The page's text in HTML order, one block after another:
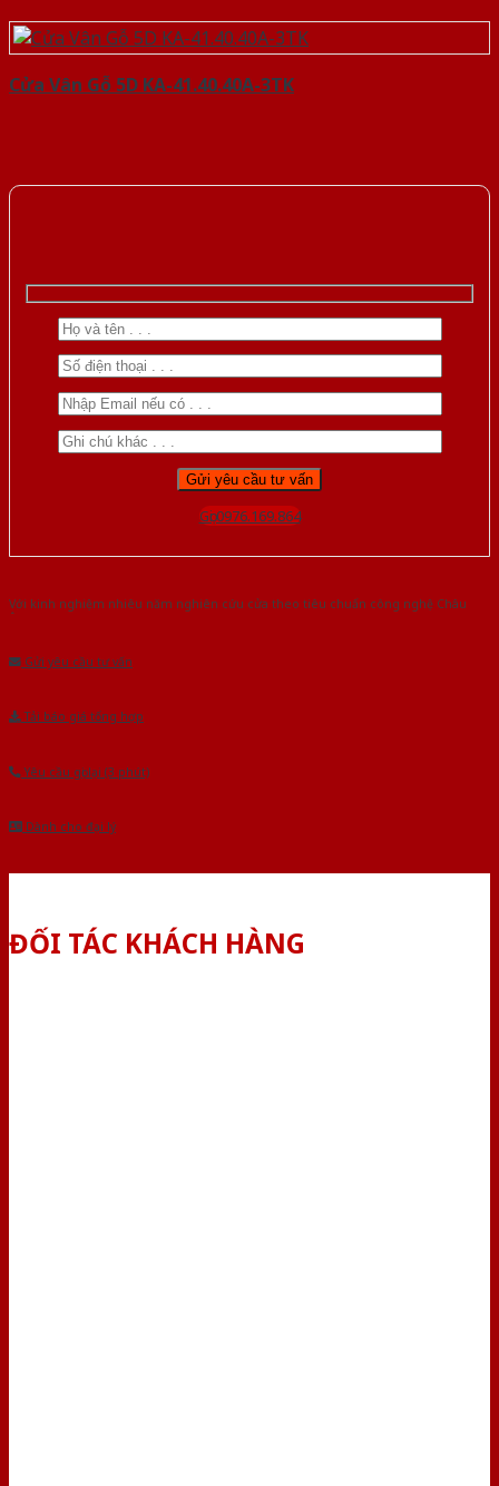
Cửa Vân Gỗ 5D KA-41.40.40A-3TK
Gọi 0976.169.864
Với kinh nghiệm nhiêu năm nghiên cứu cửa theo tiêu chuẩn công nghệ Châu
Gửi yêu cầu tư vấn
Tải báo giá tổng hợp
Yêu cầu gọi lại (3 phút)
Dành cho đại lý
ĐỐI TÁC KHÁCH HÀNG